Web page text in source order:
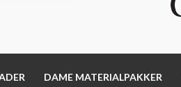
DAME MATERIALPAKKER